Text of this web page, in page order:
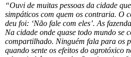
“Ouvi de muitas pessoas da cidade
simpáticos com quem os contraria. O
deu foi: ‘Não fale com eles’. As
Na cidade onde quase todo mundo se
compartilhado. Ninguém fala para os
quando sente os efeitos do agrotóxico